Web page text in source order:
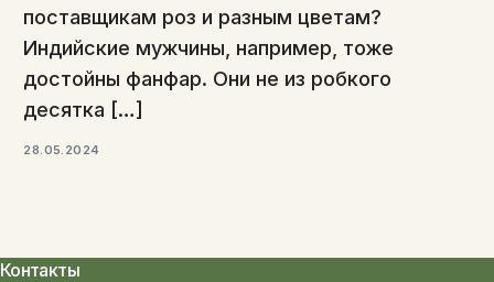
поставщикам роз и разным цветам?
Индийские мужчины, например, тоже
достойны фанфар. Они не из робкого
десятка […]
28.05.2024
Контакты